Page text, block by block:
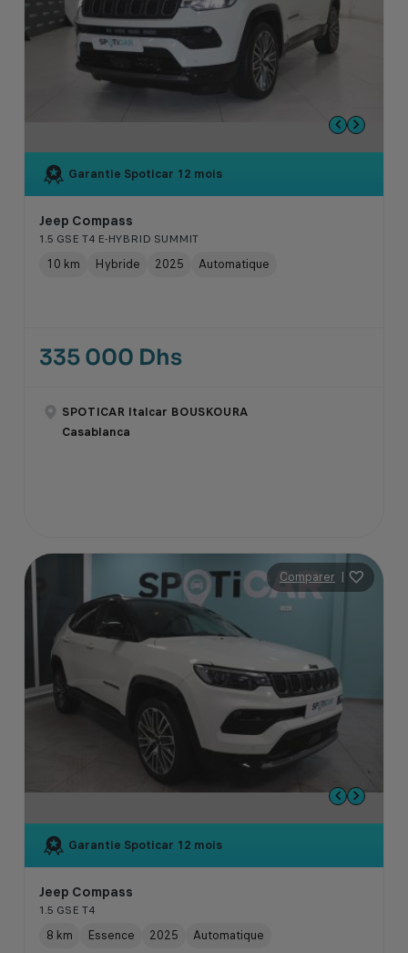
Garantie Spoticar 12 mois
Jeep Compass
1.5 GSE T4 E-HYBRID SUMMIT
10 km Hybride 2025 Automatique
335 000 Dhs
SPOTICAR Italcar BOUSKOURA
Casablanca
Comparer |
Garantie Spoticar 12 mois
Jeep Compass
1.5 GSE T4
8 km Essence 2025 Automatique